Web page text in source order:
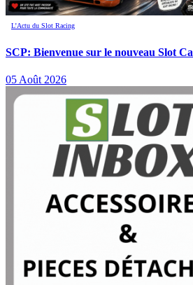
L’Actu du Slot Racing
SCP: Bienvenue sur le nouveau Slot
05 Août 2026